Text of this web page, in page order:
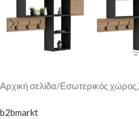
Αρχική σελίδα/Εσωτερικός
b2bmarkt